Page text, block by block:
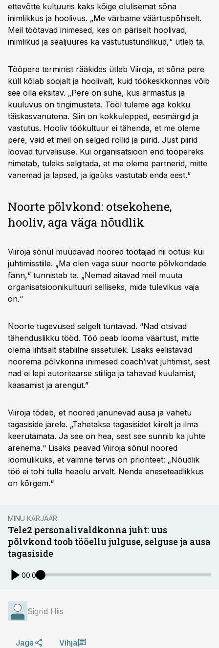
ettevõtte kultuuris kaks kõige olulisemat sõna
inimlikkus ja hoolivus. „Me värbame väärtuspõhiselt.
Meil töötavad inimesed, kes on päriselt hoolivad,
inimlikud ja sealjuures ka vastutustundlikud,“ ütleb ta.
Tööpere terminist rääkides ütleb Viiroja, et sõna pere
küll kõlab soojalt ja hoolivalt, kuid töökeskkonnas võib
see olla eksitav. „Pere on suhe, kus armastus ja
kuuluvus on tingimusteta. Tööl tuleme aga kokku
täiskasvanutena. Siin on kokkulepped, eesmärgid ja
vastutus. Hooliv töökultuur ei tähenda, et me oleme
pere, vaid et meil on selged rollid ja piirid. Just piirid
loovad turvalisuse. Kui organisatsioon end tööpereks
nimetab, tuleks selgitada, et me oleme partnerid, mitte
vanemad ja lapsed, ja igaüks vastutab enda eest.“
Noorte põlvkond: otsekohene,
hooliv, aga väga nõudlik
Viiroja sõnul muudavad noored töötajad nii ootusi kui
juhtimisstiile. „Ma olen väga suur noorte põlvkondade
fänn,“ tunnistab ta. „Nemad aitavad meil muuta
organisatsioonikultuuri selliseks, mida tulevikus vaja
on.“
Noorte tugevused selgelt tuntavad. “Nad otsivad
tähenduslikku tööd. Töö peab looma väärtust, mitte
olema lihtsalt stabiilne sissetulek. Lisaks eelistavad
noorema põlvkonna inimesed coach’ivat juhtimist, sest
nad ei lepi autoritaarse stiiliga ja tahavad kuulamist,
kaasamist ja arengut.”
Viiroja tõdeb, et noored janunevad ausa ja vahetu
tagasiside järele. „Tahetakse tagasisidet kiirelt ja ilma
keerutamata. Ja see on hea, sest see sunnib ka juhte
arenema.“ Lisaks peavad Viiroja sõnul noored
loomulikuks, et vaimne tervis on prioriteet: „Nõudlik
töö ei tohi tulla heaolu arvelt. Nende eneseteadlikkus
on kõrgem.“
MINU KARJÄÄR
Tele2 personalivaldkonna juht: uus
põlvkond toob tööellu julguse, selguse ja ausa
tagasiside
00:00
Sigrid Hiis
Jaga Vihja